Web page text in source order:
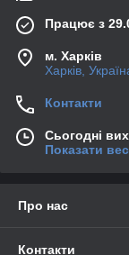
Працює з
м. Харків
Харків,
Контакти
Сьогодні
Показати
Про нас
Контакти